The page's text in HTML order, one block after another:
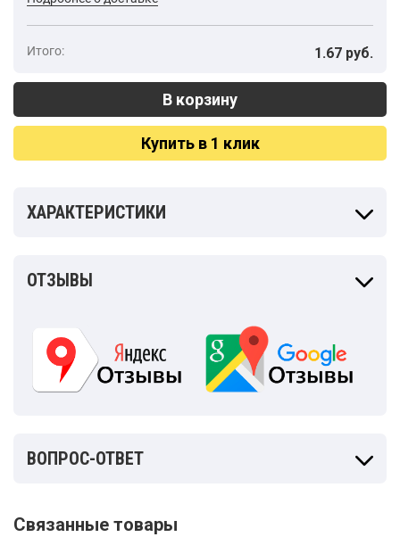
Итого: 1.67 руб.
Купить в 1 клик
ХАРАКТЕРИСТИКИ
ОТЗЫВЫ
ВОПРОС-ОТВЕТ
Связанные товары